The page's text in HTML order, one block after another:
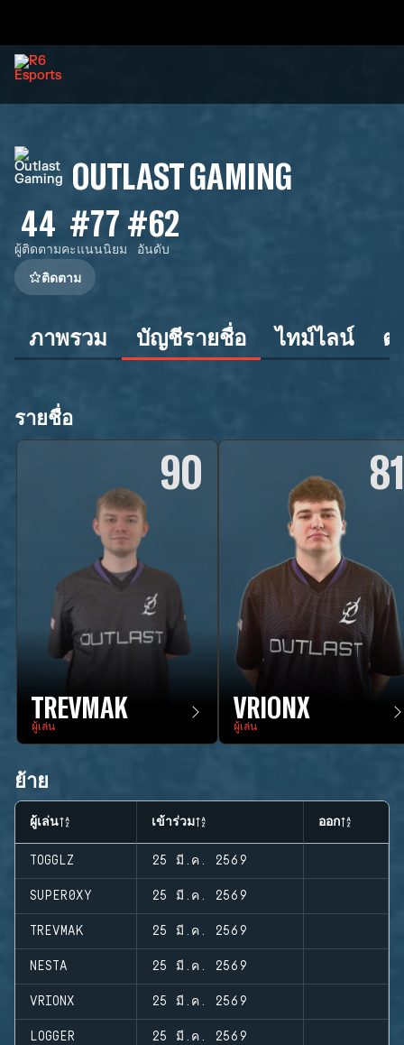
OUTLAST GAMING
44
ผู้ติดตาม
#77
คะแนนนิยม
#62
อันดับ
ติดตาม
ภาพรวม บัญชีรายชื่อ ไทม์ไลน์ ต
รายชื่อ
90
TREVMAK
ผู้เล่น
81
VRIONX
ผู้เล่น
ย้าย
ผู้เล่น เข้าร่วม ออก
TOGGLZ 25 มี.ค. 2569
SUPER0XY 25 มี.ค. 2569
TREVMAK 25 มี.ค. 2569
NESTA 25 มี.ค. 2569
VRIONX 25 มี.ค. 2569
LOGGER 25 มี.ค. 2569